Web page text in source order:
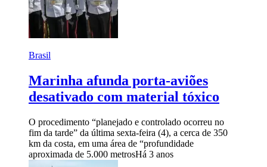
Brasil
Marinha afunda porta-aviões
desativado com material tóxico
O procedimento “planejado e controlado ocorreu no
fim da tarde” da última sexta-feira (4), a cerca de 350
km da costa, em uma área de “profundidade
aproximada de 5.000 metrosHá 3 anos